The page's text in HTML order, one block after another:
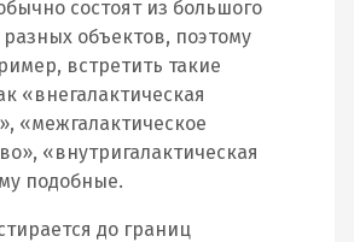
состоят из большого
разных объектов, поэтому
встретить такие
«внегалактическая
«межгалактическое
«внутригалактическая
подобные.
до границ